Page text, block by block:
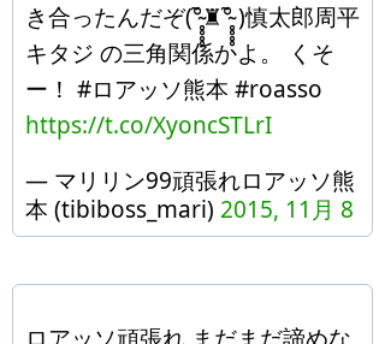
き合ったんだぞ(°̴̥̥̥̥̃♜°̴̥̥̥̥̃ )慎太郎周平
キタジ の三角関係かよ。 くそ
ー！ #ロアッソ熊本 #roasso
https://t.co/XyoncSTLrI
— マリリン99頑張れロアッソ熊
本 (tibiboss_mari) 2015, 11月 8